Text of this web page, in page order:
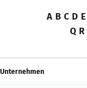
A B C D E
Q R
Unternehmen